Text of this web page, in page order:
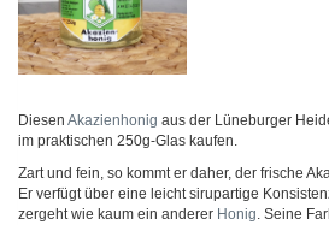
Diesen Akazienhonig aus der Lüneburger
im praktischen 250g-Glas kaufen.
Zart und fein, so kommt er daher, der frische
Er verfügt über eine leicht sirupartige
zergeht wie kaum ein anderer Honig. Seine